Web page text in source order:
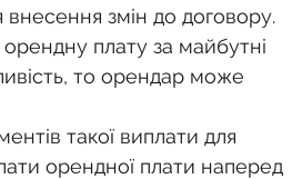
змін до договору.
плату за майбутні
то орендар може
такої виплати для
орендної плати наперед